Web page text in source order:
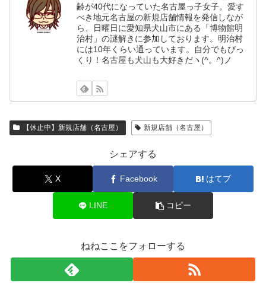
齢が40代になっていた名古屋っ子女子。愛す
べき地元名古屋の新規店舗情報を発信しなが
ら、日曜日に愛知県犬山市にある「博物館明
治村」の謎解きに参加しております。明治村
には10年くらい通っています。自分でもびっ
くり！名古屋も犬山も大好きだヽ(^。^)ノ
【休止中】新規店舗（名古屋） 新規店舗（名古屋）
シェアする
X Facebook はてブ
LINE コピー
ねねここをフォローする